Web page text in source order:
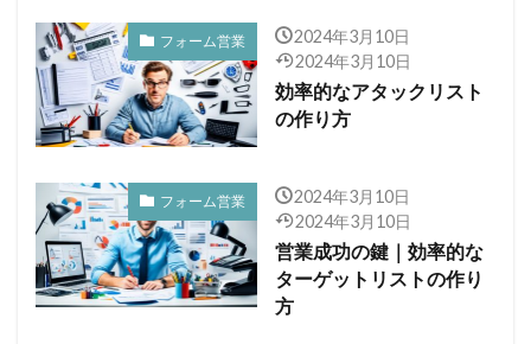
フォーム営業
2024年3月10日
2024年3月10日
効率的なアタックリスト
の作り方
フォーム営業
2024年3月10日
2024年3月10日
営業成功の鍵｜効率的な
ターゲットリストの作り
方